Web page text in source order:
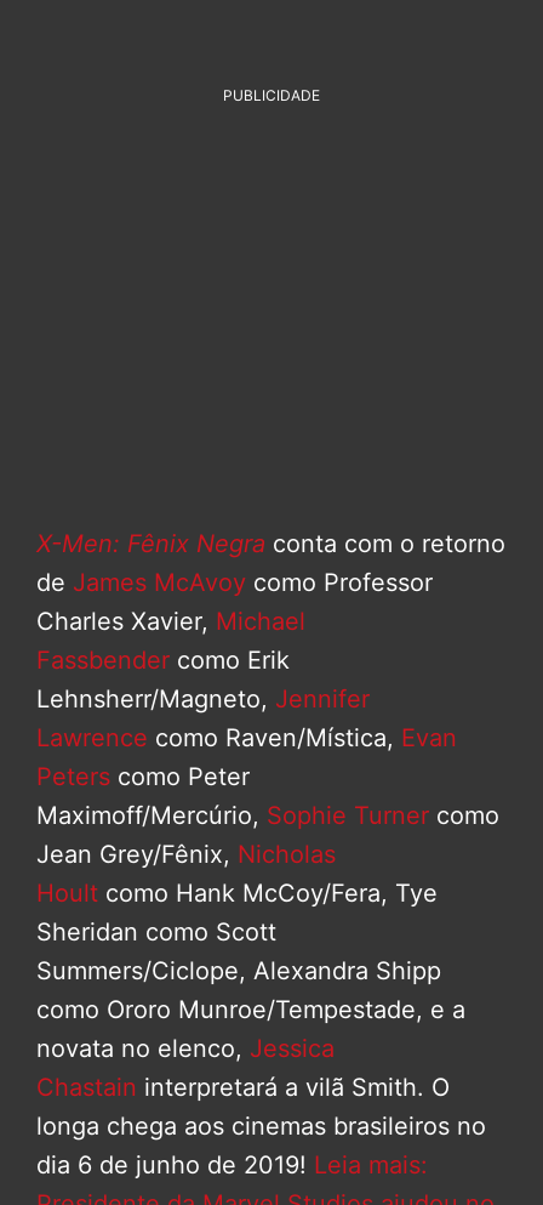
PUBLICIDADE
X-Men: Fênix Negra conta com o retorno
de James McAvoy como Professor
Charles Xavier, Michael
Fassbender como Erik
Lehnsherr/Magneto, Jennifer
Lawrence como Raven/Mística, Evan
Peters como Peter
Maximoff/Mercúrio, Sophie Turner como
Jean Grey/Fênix, Nicholas
Hoult como Hank McCoy/Fera, Tye
Sheridan como Scott
Summers/Ciclope, Alexandra Shipp
como Ororo Munroe/Tempestade, e a
novata no elenco, Jessica
Chastain interpretará a vilã Smith. O
longa chega aos cinemas brasileiros no
dia 6 de junho de 2019! Leia mais: